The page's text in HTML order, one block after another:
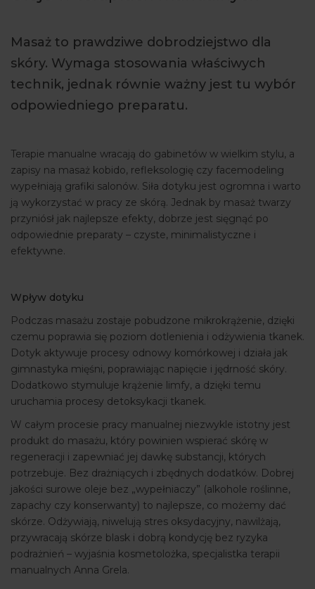
WYDARZENIA
Masaż to prawdziwe dobrodziejstwo dla
skóry. Wymaga stosowania właściwych
technik, jednak równie ważny jest tu wybór
odpowiedniego preparatu.
Terapie manualne wracają do gabinetów w wielkim stylu, a
zapisy na masaż kobido, refleksologię czy facemodeling
wypełniają grafiki salonów. Siła dotyku jest ogromna i warto
ją wykorzystać w pracy ze skórą. Jednak by masaż twarzy
przyniósł jak najlepsze efekty, dobrze jest sięgnąć po
odpowiednie preparaty – czyste, minimalistyczne i
efektywne.
Wpływ dotyku
Podczas masażu zostaje pobudzone mikrokrążenie, dzięki
czemu poprawia się poziom dotlenienia i odżywienia tkanek.
Dotyk aktywuje procesy odnowy komórkowej i działa jak
gimnastyka mięśni, poprawiając napięcie i jędrność skóry.
Dodatkowo stymuluje krążenie limfy, a dzięki temu
uruchamia procesy detoksykacji tkanek.
W całym procesie pracy manualnej niezwykle istotny jest
produkt do masażu, który powinien wspierać skórę w
regeneracji i zapewniać jej dawkę substancji, których
potrzebuje. Bez drażniących i zbędnych dodatków. Dobrej
jakości surowe oleje bez „wypełniaczy” (alkohole roślinne,
zapachy czy konserwanty) to najlepsze, co możemy dać
skórze. Odżywiają, niwelują stres oksydacyjny, nawilżają,
przywracają skórze blask i dobrą kondycję bez ryzyka
podrażnień – wyjaśnia kosmetolożka, specjalistka terapii
manualnych Anna Grela.